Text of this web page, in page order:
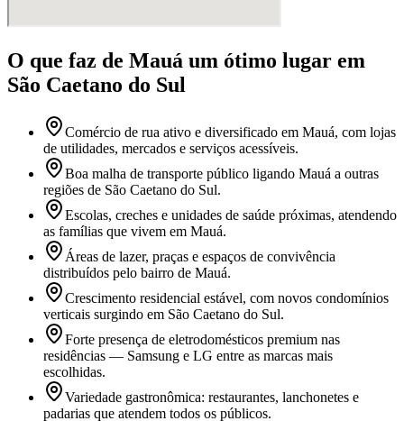
O que faz de Mauá um ótimo lugar em
São Caetano do Sul
Comércio de rua ativo e diversificado em Mauá, com lojas
de utilidades, mercados e serviços acessíveis.
Boa malha de transporte público ligando Mauá a outras
regiões de São Caetano do Sul.
Escolas, creches e unidades de saúde próximas, atendendo
as famílias que vivem em Mauá.
Áreas de lazer, praças e espaços de convivência
distribuídos pelo bairro de Mauá.
Crescimento residencial estável, com novos condomínios
verticais surgindo em São Caetano do Sul.
Forte presença de eletrodomésticos premium nas
residências — Samsung e LG entre as marcas mais
escolhidas.
Variedade gastronômica: restaurantes, lanchonetes e
padarias que atendem todos os públicos.